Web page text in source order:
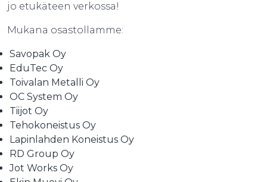
jo etukäteen verkossa!
Mukana osastollamme:
Savopak Oy
EduTec Oy
Toivalan Metalli Oy
OC System Oy
Tiijot Oy
Tehokoneistus Oy
Lapinlahden Koneistus Oy
RD Group Oy
Jot Works Oy